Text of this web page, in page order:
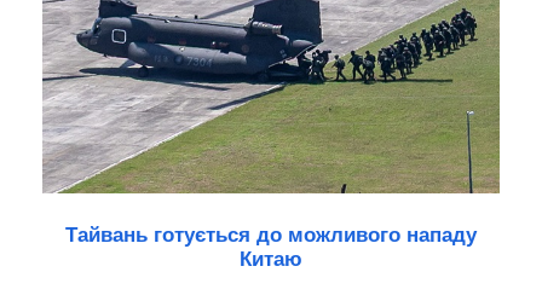
Тайвань готується до можливого нападу
Китаю